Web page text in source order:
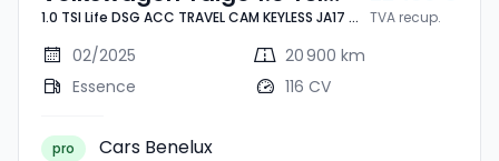
Life DSG ACC TRAVEL CAM
KEYLESS JA17 1° MAIN
1.0 TSI Life DSG ACC TRAVEL CAM KEYLESS JA17 1°
TVA recup.
02/2025
20 900 km
Essence
116 CV
pro Cars Benelux